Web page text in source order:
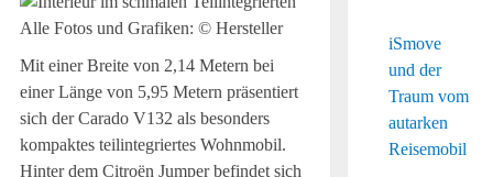
Alle Fotos und Grafiken: © Hersteller
Mit einer Breite von 2,14 Metern bei
einer Länge von 5,95 Metern präsentiert
sich der Carado V132 als besonders
kompaktes teilintegriertes Wohnmobil.
Hinter dem Citroën Jumper befindet sich
iSmove
und der
Traum vom
autarken
Reisemobil